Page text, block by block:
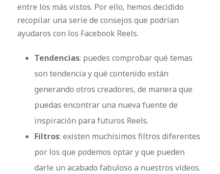
entre los más vistos. Por ello, hemos decidido
recopilar una serie de consejos que podrían
ayudaros con los Facebook Reels.
Tendencias: puedes comprobar qué temas
son tendencia y qué contenido están
generando otros creadores, de manera que
puedas encontrar una nueva fuente de
inspiración para futuros Reels.
Filtros: existen muchísimos filtros diferentes
por los que podemos optar y que pueden
darle un acabado fabuloso a nuestros vídeos.